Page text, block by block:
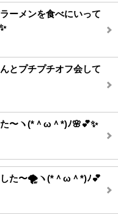
ーメンを食べにいって
とプチプチオフ会して
〜ヽ(*＾ω＾*)ﾉ🌸💕✨
した〜🌪️ヽ(*＾ω＾*)ﾉ💕